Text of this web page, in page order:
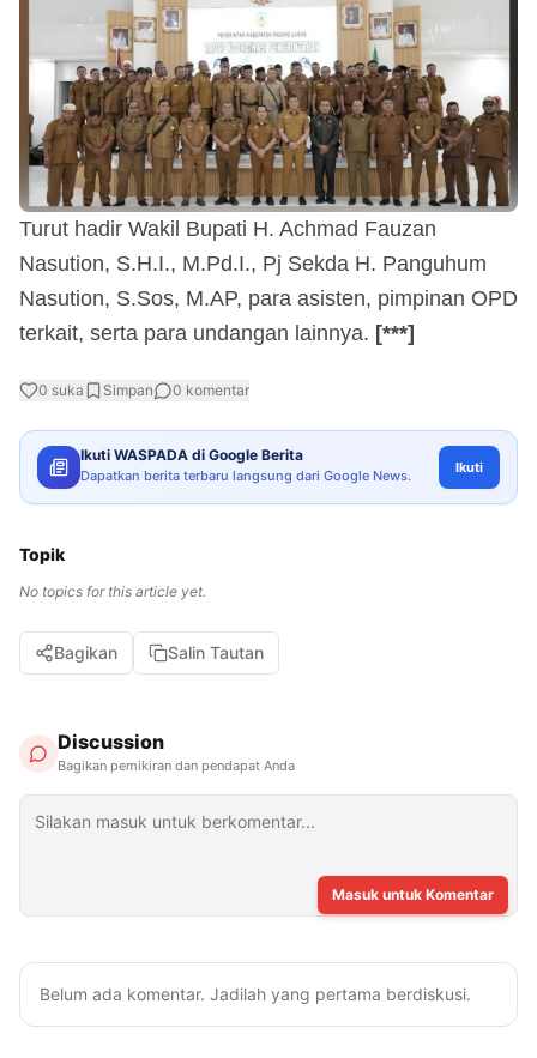
Turut hadir Wakil Bupati H. Achmad Fauzan
Nasution, S.H.I., M.Pd.I., Pj Sekda H. Panguhum
Nasution, S.Sos, M.AP, para asisten, pimpinan OPD
terkait, serta para undangan lainnya. [***]
0 suka Simpan 0 komentar
Ikuti WASPADA di Google Berita
Dapatkan berita terbaru langsung dari Google News. Ikuti
Topik
No topics for this article yet.
Bagikan Salin Tautan
Discussion
Bagikan pemikiran dan pendapat Anda
Masuk untuk Komentar
Belum ada komentar. Jadilah yang pertama berdiskusi.